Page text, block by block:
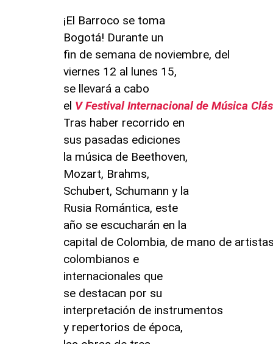
¡El Barroco se toma
Bogotá! Durante un
fin de semana de noviembre, del
viernes 12 al lunes 15,
se llevará a cabo
el V Festival Internacional de Música
Tras haber recorrido en
sus pasadas ediciones
la música de Beethoven,
Mozart, Brahms,
Schubert, Schumann y la
Rusia Romántica, este
año se escucharán en la
capital de Colombia, de mano de
colombianos e
internacionales que
se destacan por su
interpretación de instrumentos
y repertorios de época,